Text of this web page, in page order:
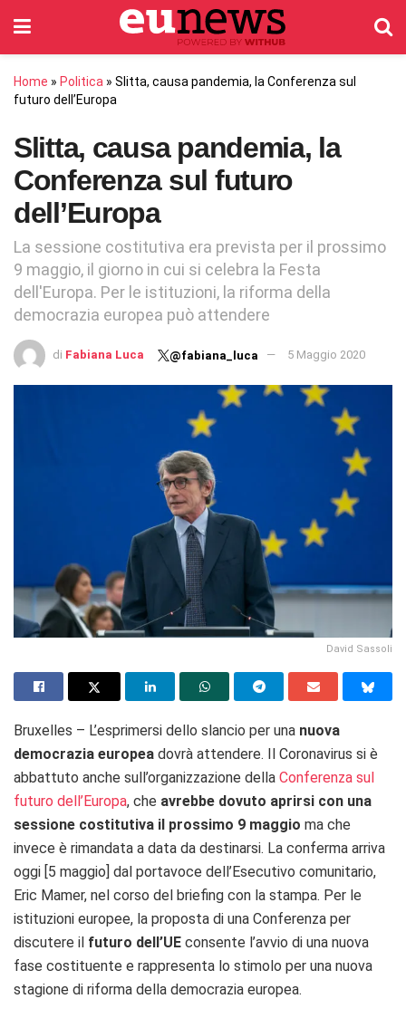
Home » Politica » Slitta, causa pandemia, la Conferenza sul
futuro dell’Europa
Slitta, causa pandemia, la
Conferenza sul futuro
dell’Europa
La sessione costitutiva era prevista per il prossimo
9 maggio, il giorno in cui si celebra la Festa
dell'Europa. Per le istituzioni, la riforma della
democrazia europea può attendere
di Fabiana Luca @fabiana_luca 5 Maggio 2020
David Sassoli
Bruxelles – L’esprimersi dello slancio per una nuova
democrazia europea dovrà attendere. Il Coronavirus si è
abbattuto anche sull’organizzazione della Conferenza sul
futuro dell’Europa, che avrebbe dovuto aprirsi con una
sessione costitutiva il prossimo 9 maggio ma che
invece è rimandata a data da destinarsi. La conferma arriva
oggi [5 maggio] dal portavoce dell’Esecutivo comunitario,
Eric Mamer, nel corso del briefing con la stampa. Per le
istituzioni europee, la proposta di una Conferenza per
discutere il futuro dell’UE consente l’avvio di una nuova
fase costituente e rappresenta lo stimolo per una nuova
stagione di riforma della democrazia europea.